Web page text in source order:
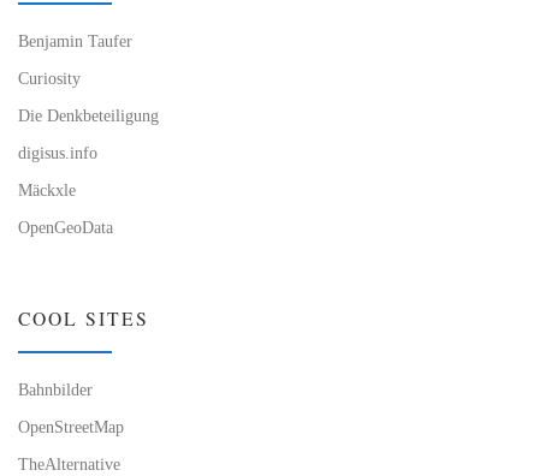
Benjamin Taufer
Curiosity
Die Denkbeteiligung
digisus.info
Mäckxle
OpenGeoData
COOL SITES
Bahnbilder
OpenStreetMap
TheAlternative